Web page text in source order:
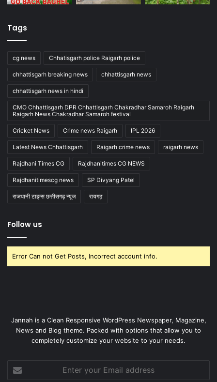
Tags
cg news Chhatisgarh police Raigarh police
chhattisgarh breaking news chhattisgarh news
chhattisgarh news in hindi
CMO Chhattisgarh DPR Chhattisgarh Chakradhar Samaroh Raigarh
Raigarh News Chakradhar Samaroh festival
Cricket News Crime news Raigarh IPL 2026
Latest News Chhattisgarh Raigarh crime news raigarh news
Rajdhani Times CG Rajdhanitimes CG NEWS
Rajdhanitimescg news SP Divyang Patel
राजधानी टाइम्स छत्तीसगढ़ न्यूज रायगढ़
Follow us
Error Can not Get Posts, Incorrect account info.
Jannah is a Clean Responsive WordPress Newspaper, Magazine,
News and Blog theme. Packed with options that allow you to
completely customize your website to your needs.
your